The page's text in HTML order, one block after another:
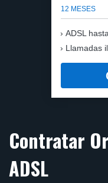
12 MESES
ADSL
Llamadas
Contratar
ADSL